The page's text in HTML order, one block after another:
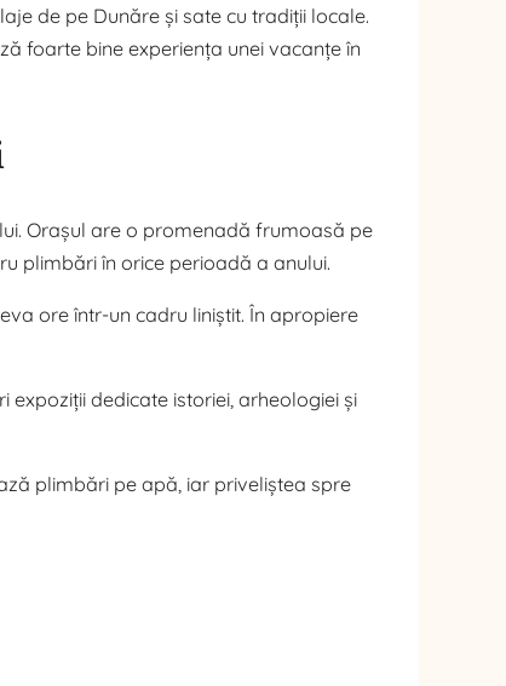
de pe Dunăre și sate cu tradiții locale.
foarte bine experiența unei vacanțe în
Orașul are o promenadă frumoasă pe
plimbări în orice perioadă a anului.
ore într-un cadru liniștit. În apropiere
expoziții dedicate istoriei, arheologiei și
plimbări pe apă, iar priveliștea spre